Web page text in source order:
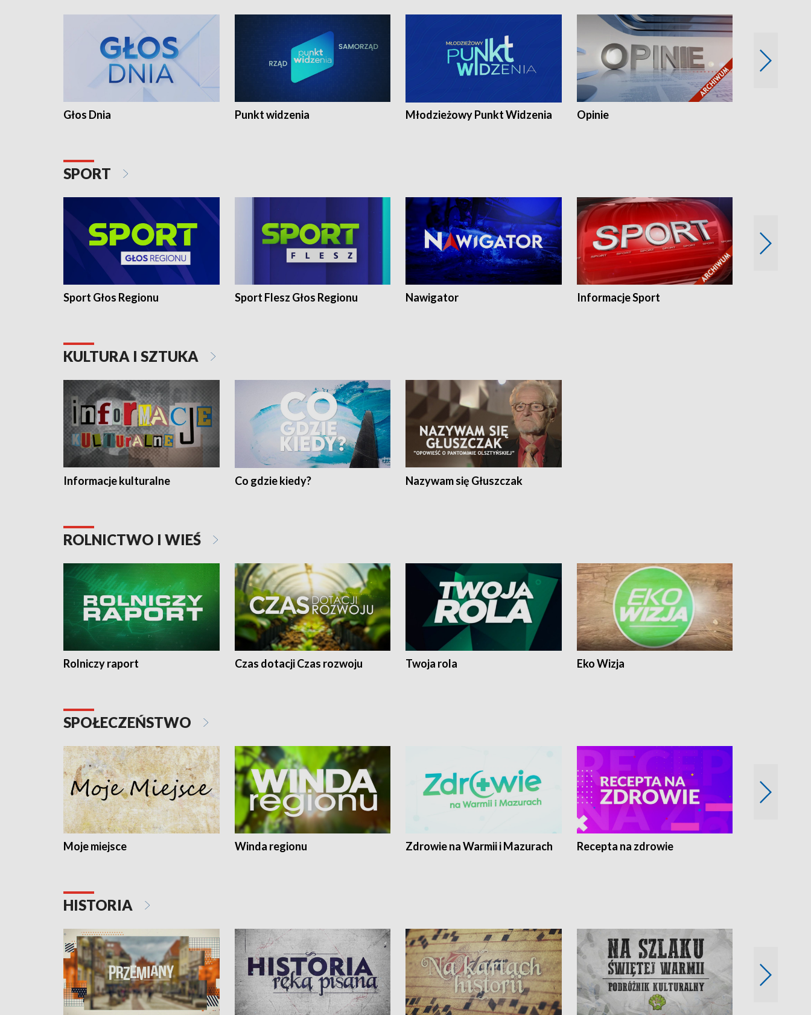
Głos Dnia Punkt widzenia Młodzieżowy Punkt Widzenia Opinie
SPORT
Sport Głos Regionu Sport Flesz Głos Regionu Nawigator Informacje Sport
KULTURA I SZTUKA
Informacje kulturalne Co gdzie kiedy? Nazywam się Głuszczak
ROLNICTWO I WIEŚ
Rolniczy raport Czas dotacji Czas rozwoju Twoja rola Eko Wizja
SPOŁECZEŃSTWO
Moje miejsce Winda regionu Zdrowie na Warmii i Mazurach Recepta na zdrowie
HISTORIA